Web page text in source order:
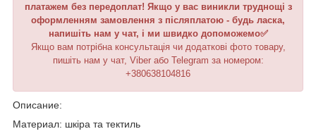
платажем без передоплат! Якщо у вас виникли труднощі з
оформленням замовлення з післяплатою - будь ласка,
напишіть нам у чат, і ми швидко допоможемо✅
Якщо вам потрібна консультація чи додаткові фото товару,
пишіть нам у чат, Viber або Telegram за номером:
+380638104816
Описание:
Материал: шкіра та тектиль